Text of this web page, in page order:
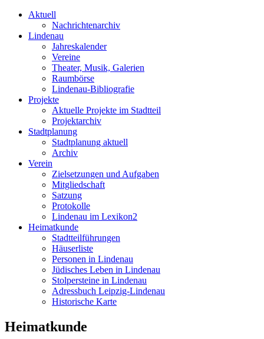
Aktuell
Nachrichtenarchiv
Lindenau
Jahreskalender
Vereine
Theater, Musik, Galerien
Raumbörse
Lindenau-Bibliografie
Projekte
Aktuelle Projekte im Stadtteil
Projektarchiv
Stadtplanung
Stadtplanung aktuell
Archiv
Verein
Zielsetzungen und Aufgaben
Mitgliedschaft
Satzung
Protokolle
Lindenau im Lexikon2
Heimatkunde
Stadtteilführungen
Häuserliste
Personen in Lindenau
Jüdisches Leben in Lindenau
Stolpersteine in Lindenau
Adressbuch Leipzig-Lindenau
Historische Karte
Heimatkunde